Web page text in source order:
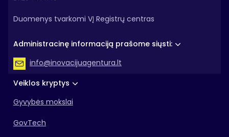
Veiklos kryptys
Gyvybės mokslai
GovTech
Duomenys tvarkomi VĮ Registrų centras
Administracinę informaciją prašome siųsti:
info@inovacijuagentura.lt